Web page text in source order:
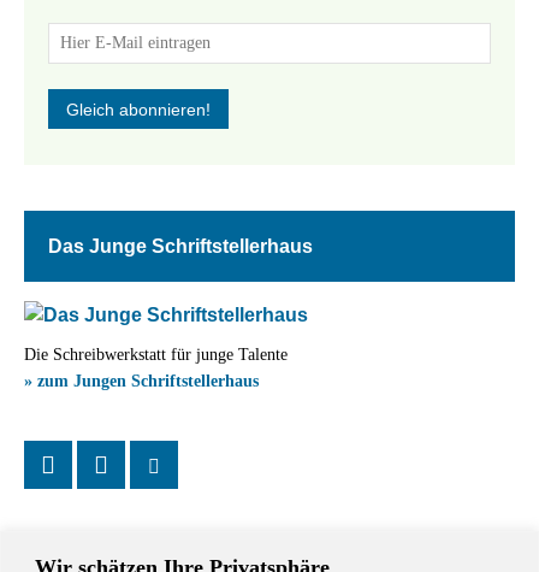
Wir schätzen Ihre Privatsphäre
Das Junge Schriftstellerhaus
Die Schreibwerkstatt für junge Talente
» zum Jungen Schriftstellerhaus